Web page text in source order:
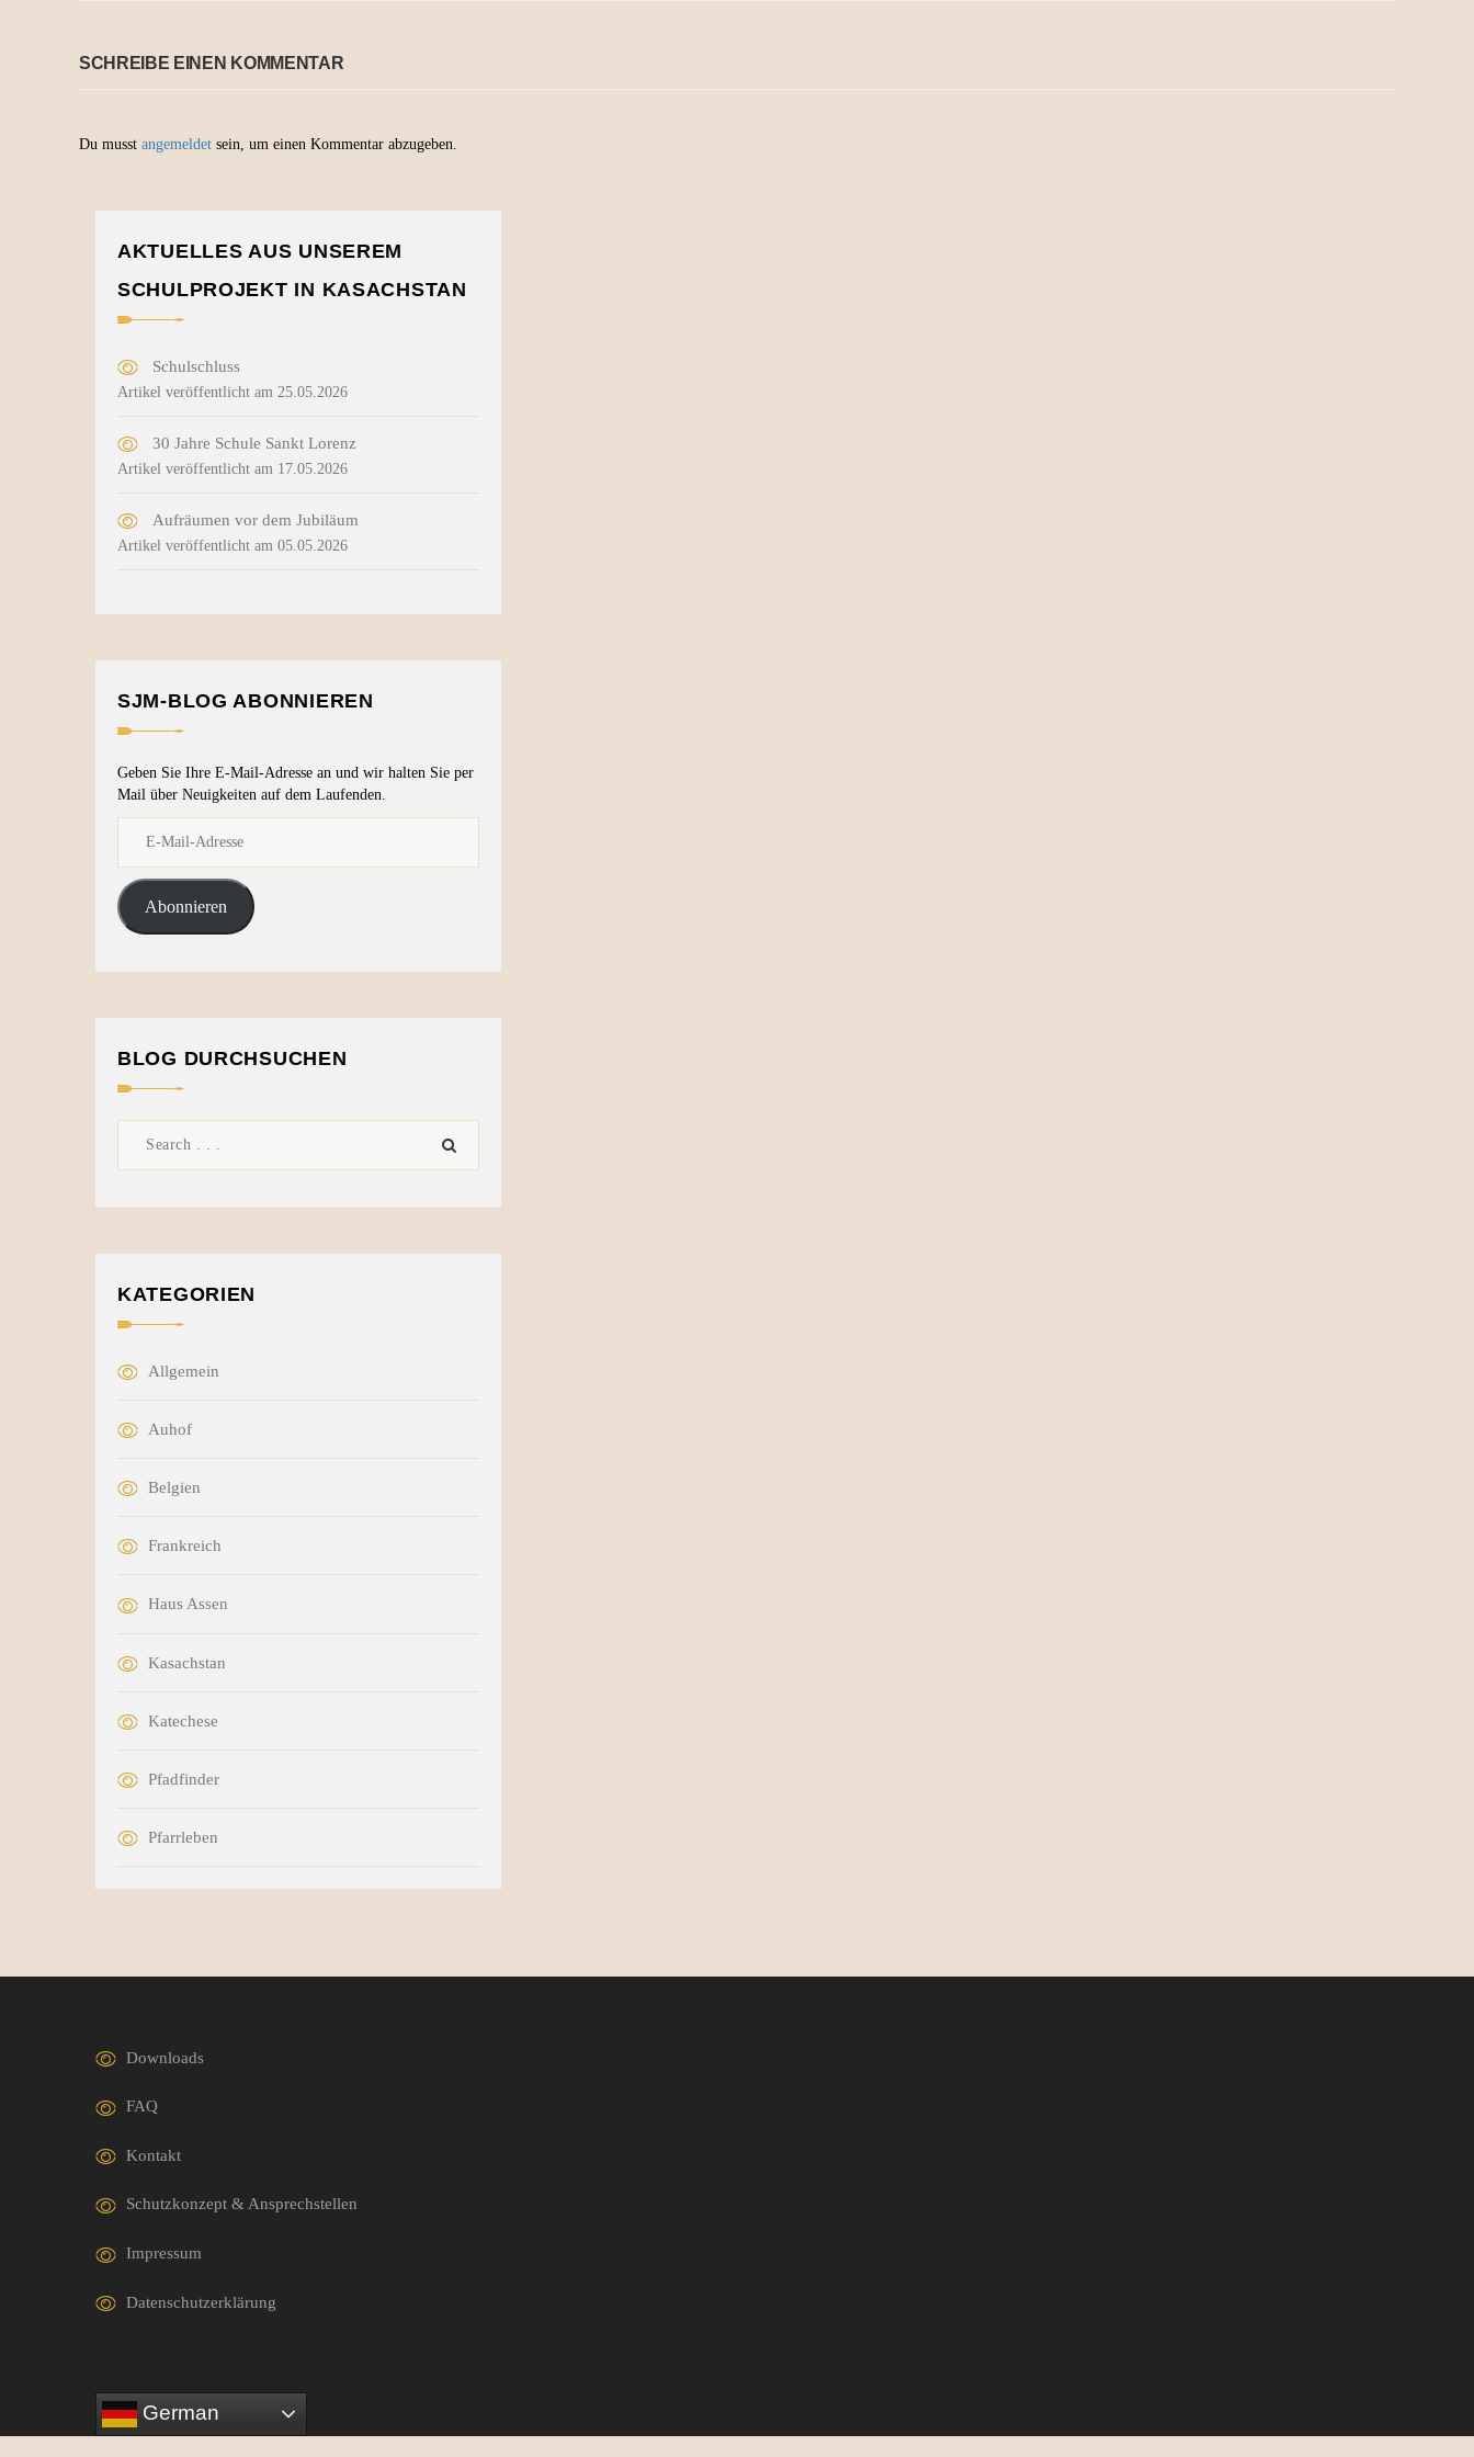
SCHREIBE EINEN KOMMENTAR
Du musst angemeldet sein, um einen Kommentar abzugeben.
AKTUELLES AUS UNSEREM
SCHULPROJEKT IN KASACHSTAN
Schulschluss
Artikel veröffentlicht am 25.05.2026
30 Jahre Schule Sankt Lorenz
Artikel veröffentlicht am 17.05.2026
Aufräumen vor dem Jubiläum
Artikel veröffentlicht am 05.05.2026
SJM-BLOG ABONNIEREN
Geben Sie Ihre E-Mail-Adresse an und wir halten Sie per
Mail über Neuigkeiten auf dem Laufenden.
Abonnieren
BLOG DURCHSUCHEN
KATEGORIEN
Allgemein
Auhof
Belgien
Frankreich
Haus Assen
Kasachstan
Katechese
Pfadfinder
Pfarrleben
Downloads
FAQ
Kontakt
Schutzkonzept & Ansprechstellen
Impressum
Datenschutzerklärung
German